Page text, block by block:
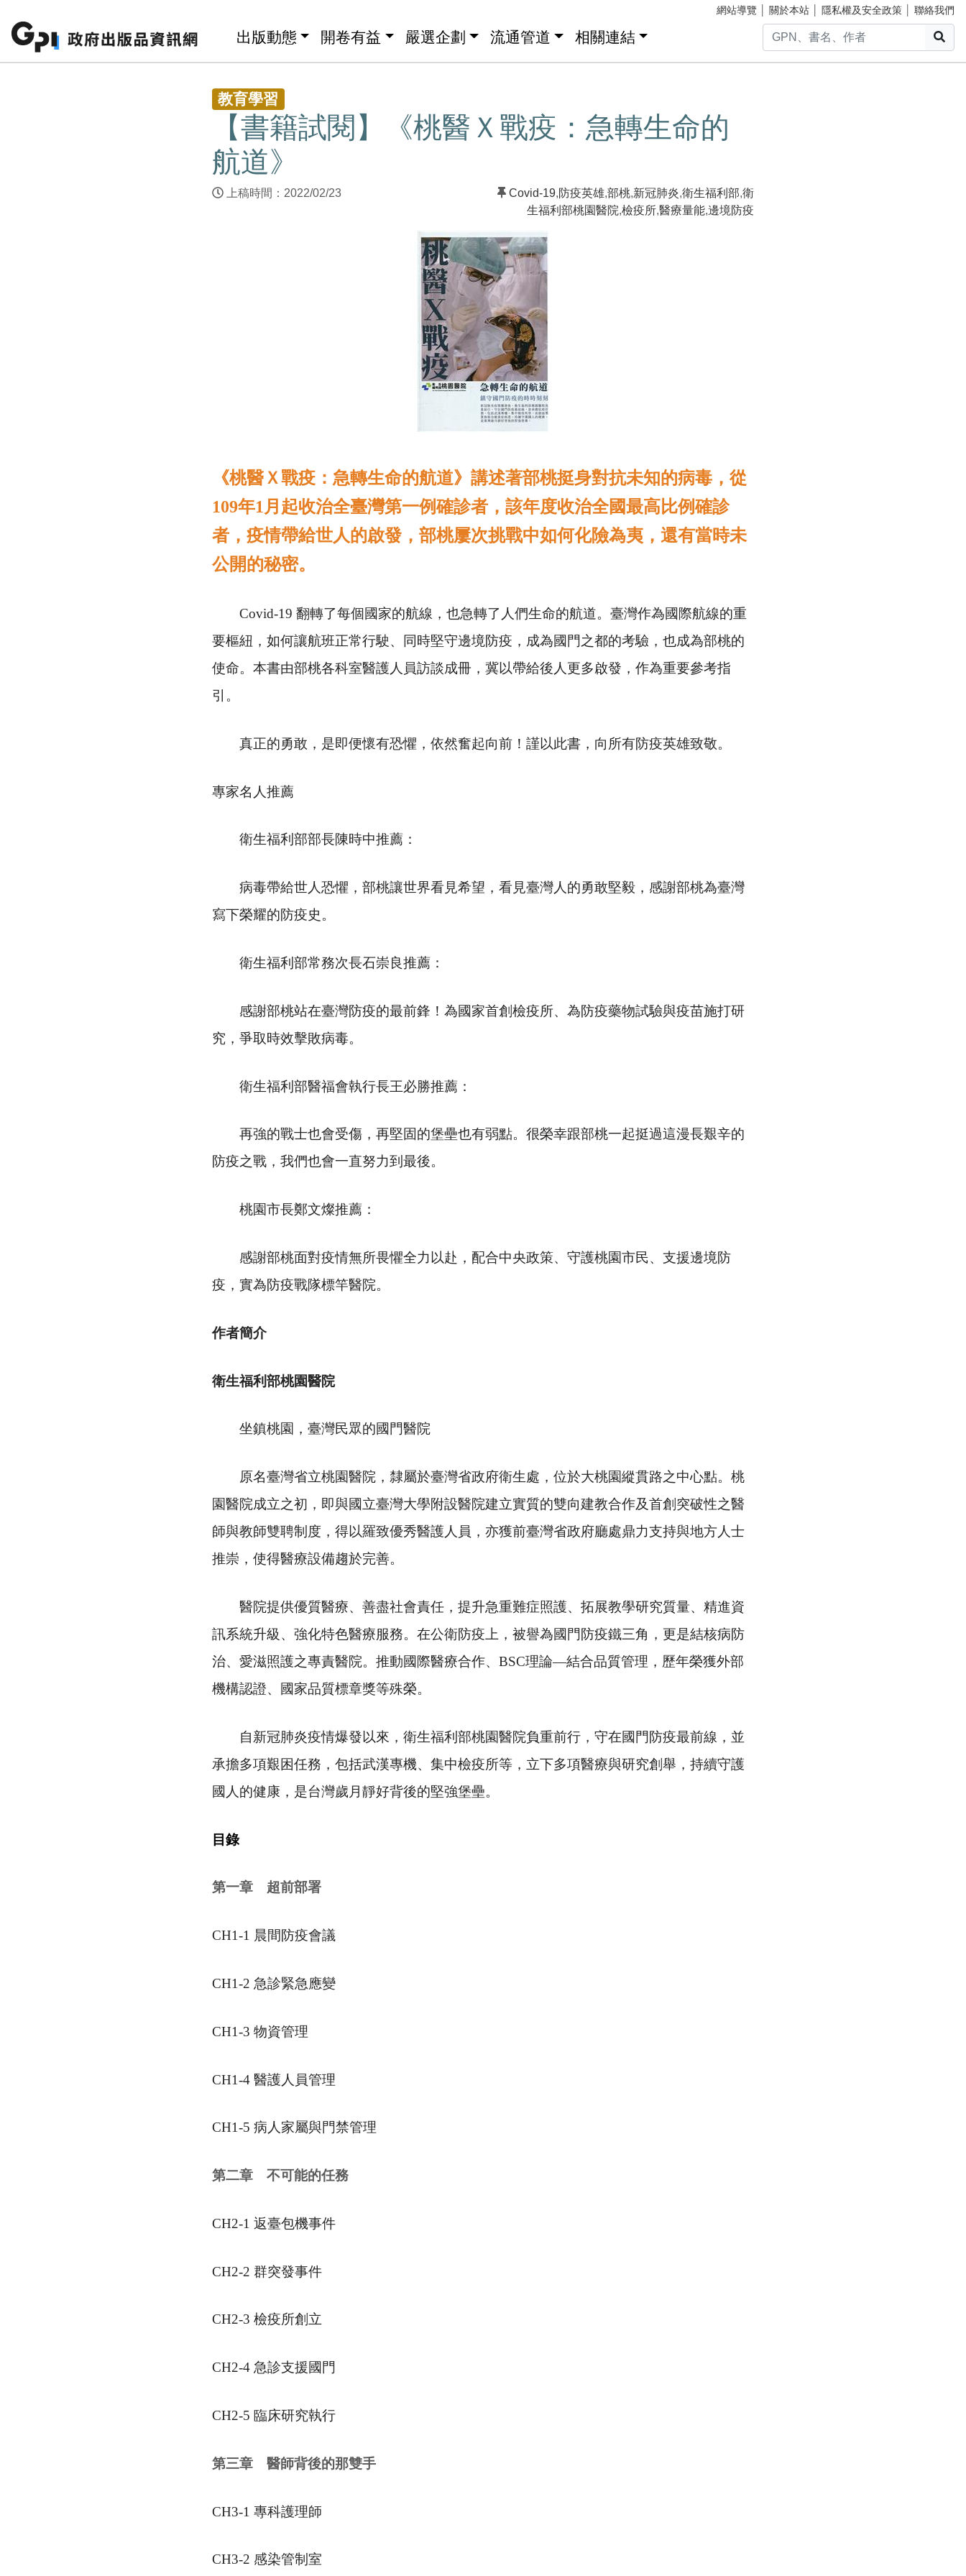
網站導覽 關於本站 隱私權及安全政策 聯絡我們
出版動態 開卷有益 嚴選企劃 流通管道 相關連結
教育學習
【書籍試閱】《桃醫Ｘ戰疫：急轉生命的
航道》
上稿時間：2022/02/23 Covid-19,防疫英雄,部桃,新冠肺炎,衛生福利部,衛
生福利部桃園醫院,檢疫所,醫療量能,邊境防疫
《桃醫Ｘ戰疫：急轉生命的航道》講述著部桃挺身對抗未知的病毒，從
109年1 月起收治全臺灣第一例確診者， 該年度收治全國最高比例確診
者，疫情帶給世人的啟發，部桃屢次挑戰中如何化險為夷，還有當時未
公開的秘密。
Covid-19 翻轉了每個國家的航線，也急轉了人們生命的航道。臺灣作為國際航線的重
要樞紐，如何讓航班正常行駛、同時堅守邊境防疫，成為國門之都的考驗，也成為部桃的
使命。本書由部桃各科室醫護人員訪談成冊，冀以帶給後人更多啟發，作為重要參考指
引。
真正的勇敢，是即便懷有恐懼，依然奮起向前！謹以此書，向所有防疫英雄致敬。
專家名人推薦
衛生福利部部長陳時中推薦：
病毒帶給世人恐懼，部桃讓世界看見希望，看見臺灣人的勇敢堅毅，感謝部桃為臺灣
寫下榮耀的防疫史。
衛生福利部常務次長石崇良推薦：
感謝部桃站在臺灣防疫的最前鋒！為國家首創檢疫所、為防疫藥物試驗與疫苗施打研
究，爭取時效擊敗病毒。
衛生福利部醫福會執行長王必勝推薦：
再強的戰士也會受傷，再堅固的堡壘也有弱點。很榮幸跟部桃一起挺過這漫長艱辛的
防疫之戰，我們也會一直努力到最後。
桃園市長鄭文燦推薦：
感謝部桃面對疫情無所畏懼全力以赴，配合中央政策、守護桃園市民、支援邊境防
疫，實為防疫戰隊標竿醫院。
作者簡介
衛生福利部桃園醫院
坐鎮桃園，臺灣民眾的國門醫院
原名臺灣省立桃園醫院，隸屬於臺灣省政府衛生處，位於大桃園縱貫路之中心點。桃
園醫院成立之初，即與國立臺灣大學附設醫院建立實質的雙向建教合作及首創突破性之醫
師與教師雙聘制度，得以羅致優秀醫護人員，亦獲前臺灣省政府廳處鼎力支持與地方人士
推崇，使得醫療設備趨於完善。
醫院提供優質醫療、善盡社會責任，提升急重難症照護、拓展教學研究質量、精進資
訊系統升級、強化特色醫療服務。在公衛防疫上，被譽為國門防疫鐵三角，更是結核病防
治、愛滋照護之專責醫院。推動國際醫療合作、 BSC理論—結合品質管理，歷年榮獲外部
機構認證、國家品質標章獎等殊榮。
自新冠肺炎疫情爆發以來，衛生福利部桃園醫院負重前行，守在國門防疫最前線，並
承擔多項艱困任務，包括武漢專機、集中檢疫所等，立下多項醫療與研究創舉，持續守護
國人的健康，是台灣歲月靜好背後的堅強堡壘。
目錄
第一章 超前部署
CH1-1 晨間防疫會議
CH1-2 急診緊急應變
CH1-3 物資管理
CH1-4 醫護人員管理
CH1-5 病人家屬與門禁管理
第二章 不可能的任務
CH2-1 返臺包機事件
CH2-2 群突發事件
CH2-3 檢疫所創立
CH2-4 急診支援國門
CH2-5 臨床研究執行
第三章 醫師背後的那雙手
CH3-1 專科護理師
CH3-2 感染管制室